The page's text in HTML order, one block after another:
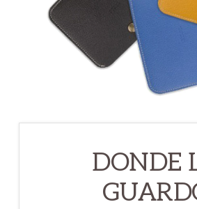
DONDE